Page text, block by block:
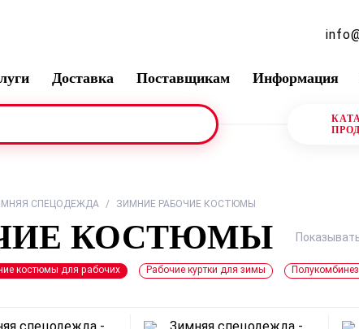
Доставка Поставщикам Информация
СПЕЦОДЕЖДА / ЗИМНИЕ РАБОЧИЕ КОСТЮМЫ
КОСТЮМЫ
костюмы для рабочих Рабочие куртки для зимы